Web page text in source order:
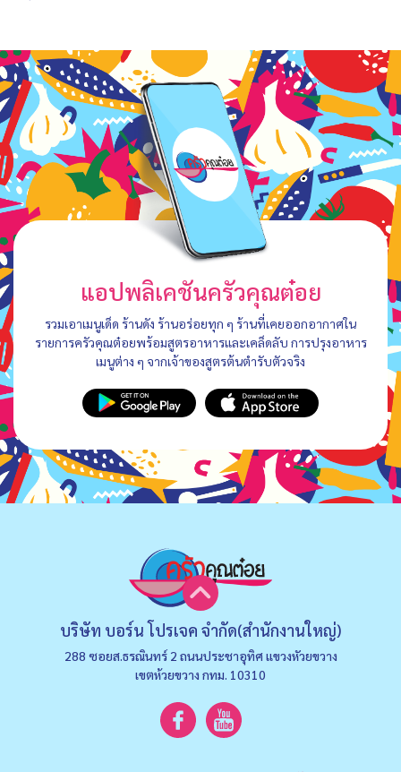
แอปพลิเคชันครัวคุณต๋อย
รวมเอาเมนูเด็ด ร้านดัง ร้านอร่อยทุก ๆ ร้านที่เคยออกอากาศใน
รายการครัวคุณต๋อยพร้อมสูตรอาหารและเคล็ดลับ การปรุงอาหาร
เมนูต่าง ๆ จากเจ้าของสูตรต้นตำรับตัวจริง
บริษัท บอร์น โปรเจค จำกัด(สำนักงานใหญ่)
288 ซอยส.ธรณินทร์ 2 ถนนประชาอุทิศ แขวงหัวยขวาง
เขตห้วยขวาง กทม. 10310